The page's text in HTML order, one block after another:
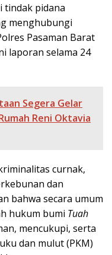
tindak pidana
menghubungi
Pasaman Barat
laporan selama 24
Segera Gelar
Reni Oktavia
curnak,
dan
bahwa secara umum
hukum bumi Tuah
mencukupi, serta
dan mulut (PKM)